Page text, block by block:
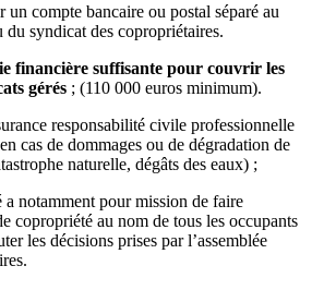
compte bancaire ou postal séparé au
syndicat des copropriétaires.
financière suffisante pour couvrir les
gérés ; (110 000 euros minimum).
responsabilité civile professionnelle
cas de dommages ou de dégradation de
naturelle, dégâts des eaux) ;
notamment pour mission de faire
copropriété au nom de tous les occupants
les décisions prises par l’assemblée